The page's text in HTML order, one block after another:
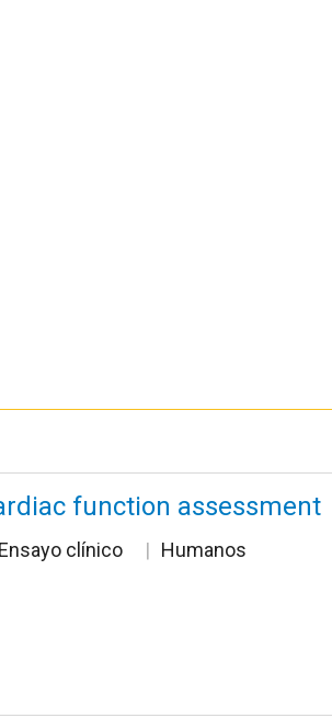
function assessment
Ensayo clínico Humanos